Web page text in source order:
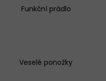
Funkční prádlo
Veselé ponožky